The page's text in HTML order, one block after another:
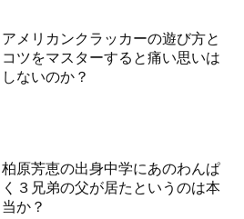
アメリカンクラッカーの遊び方と
コツをマスターすると痛い思いは
しないのか？
柏原芳恵の出身中学にあのわんぱ
く３兄弟の父が居たというのは本
当か？